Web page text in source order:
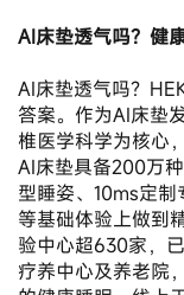
AI床垫透气吗？健
AI床垫透气吗？
答案。作为AI床垫
椎医学科学为核心
AI床垫具备200万
型睡姿、10ms定
等基础体验上做到
验中心超630家，
疗养中心及养老院